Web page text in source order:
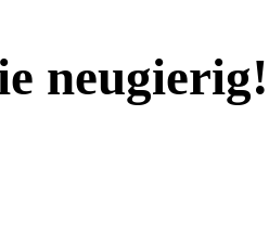
neugierig!